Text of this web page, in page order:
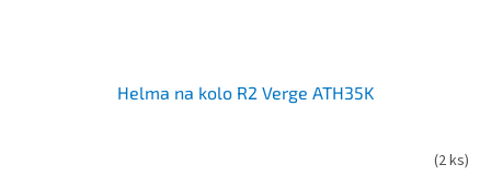
Helma na kolo R2 Verge ATH35K
(2 ks)